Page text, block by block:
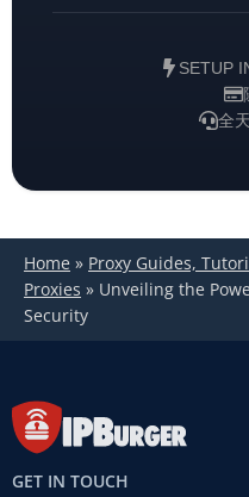
SETUP
全
Home » Proxy Guides,
Proxies » Unveiling the
Security
GET IN TOUCH